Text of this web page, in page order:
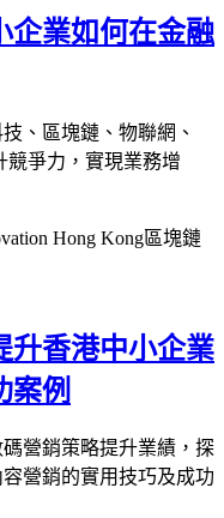
企業如何在金融
、區塊鏈、物聯網、
競爭力，實現業務增
Hong Kong區塊鏈
升香港中小企業
案例
營銷策略提升業績，探
營銷的實用技巧及成功